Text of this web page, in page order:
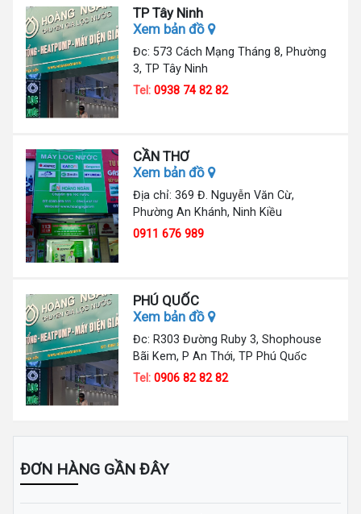
TP Tây Ninh
Xem bản đồ
Đc: 573 Cách Mạng Tháng 8, Phường
3, TP Tây Ninh
Tel:0938 74 82 82
CẦN THƠ
Xem bản đồ
Địa chỉ: 369 Đ. Nguyễn Văn Cừ,
Phường An Khánh, Ninh Kiều
0911 676 989
PHÚ QUỐC
Xem bản đồ
Đc: R303 Đường Ruby 3, Shophouse
Bãi Kem, P An Thới, TP Phú Quốc
Tel:0906 82 82 82
ĐƠN HÀNG GẦN ĐÂY